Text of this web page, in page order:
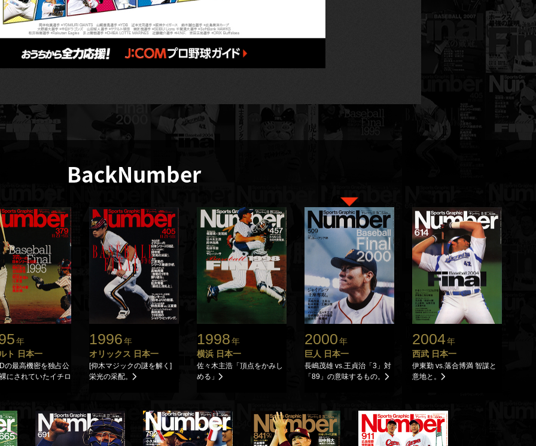
BackNumber
年
ト 日本一
の最高機密を独占公
にされていたイチロ
1996年
オリックス 日本一
[仰木マジックの謎を解く]
栄光の采配。
1998年
横浜 日本一
佐々木主浩「頂点をかみし
める」
2000年
巨人 日本一
長嶋茂雄 vs.王貞治「3」対
「89」の意味するもの。
2004年
西武 日本一
伊東勤 vs.落合博満 智謀と
意地と。